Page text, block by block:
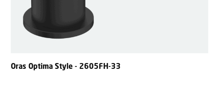
Oras Optima Style - 2605FH-33